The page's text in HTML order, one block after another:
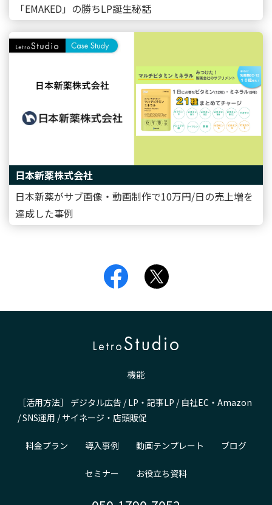
「EMAKED」の勝ちLP誕生秘話
日本新薬株式会社
日本新薬がサブ画像・動画制作で10万円/日の売上増を
達成した事例
機能
［活用方法］ デジタル広告 /LP・記事LP / 自社EC・Amazon
/SNS運用 /サイネージ・店頭販促
料金プラン 導入事例 動画テンプレート ブログ
セミナー お役立ち資料